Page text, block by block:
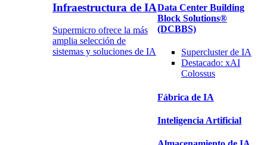
Infraestructura de IA
Supermicro ofrece la más
amplia selección de
sistemas y soluciones de IA
Data Center Building
Block Solutions®
(DCBBS)
Supercluster de IA
Destacado: xAI
Colossus
Fábrica de IA
Inteligencia Artificial